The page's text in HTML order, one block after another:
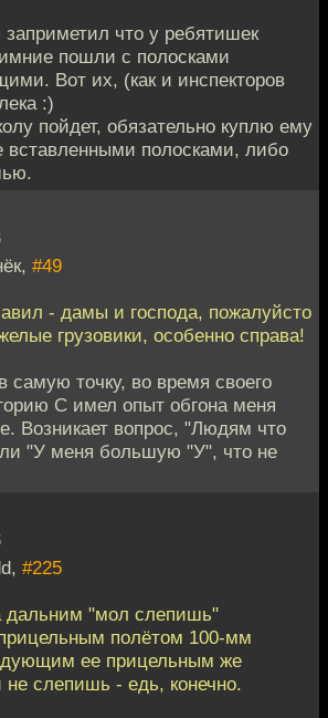
что у ребятишек
пошли с полосками
Вот их, (как и инспекторов
:)
пойдет, обязательно куплю ему
вставленными полосками, либо
#49
- дамы и господа, пожалуйсто
грузовики, особенно справа!
самую точку, во время своего
С имел опыт обгона меня
Возникает вопрос, "Людям что
"У меня большую "У", что не
#225
"мол слепишь"
полётом 100-мм
ее прицельным же
слепишь - едь, конечно.